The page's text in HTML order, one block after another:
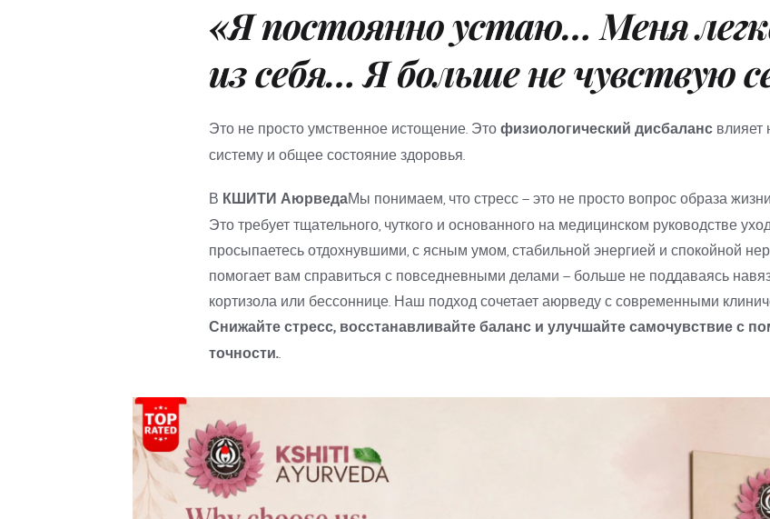
«Я постоянно устаю… Меня
из себя… Я больше не чувствую
Это не просто умственное истощение. Это физиологический дисбаланс
систему и общее состояние здоровья.
В КШИТИ АюрведаМы понимаем, что стресс — это не просто вопрос образа
Это требует тщательного, чуткого и основанного на медицинском руководстве
просыпаетесь отдохнувшими, с ясным умом, стабильной энергией и спокойной
помогает вам справиться с повседневными делами — больше не поддаваясь
Снижайте стресс, восстанавливайте баланс и улучшайте самочувствие с
точности..